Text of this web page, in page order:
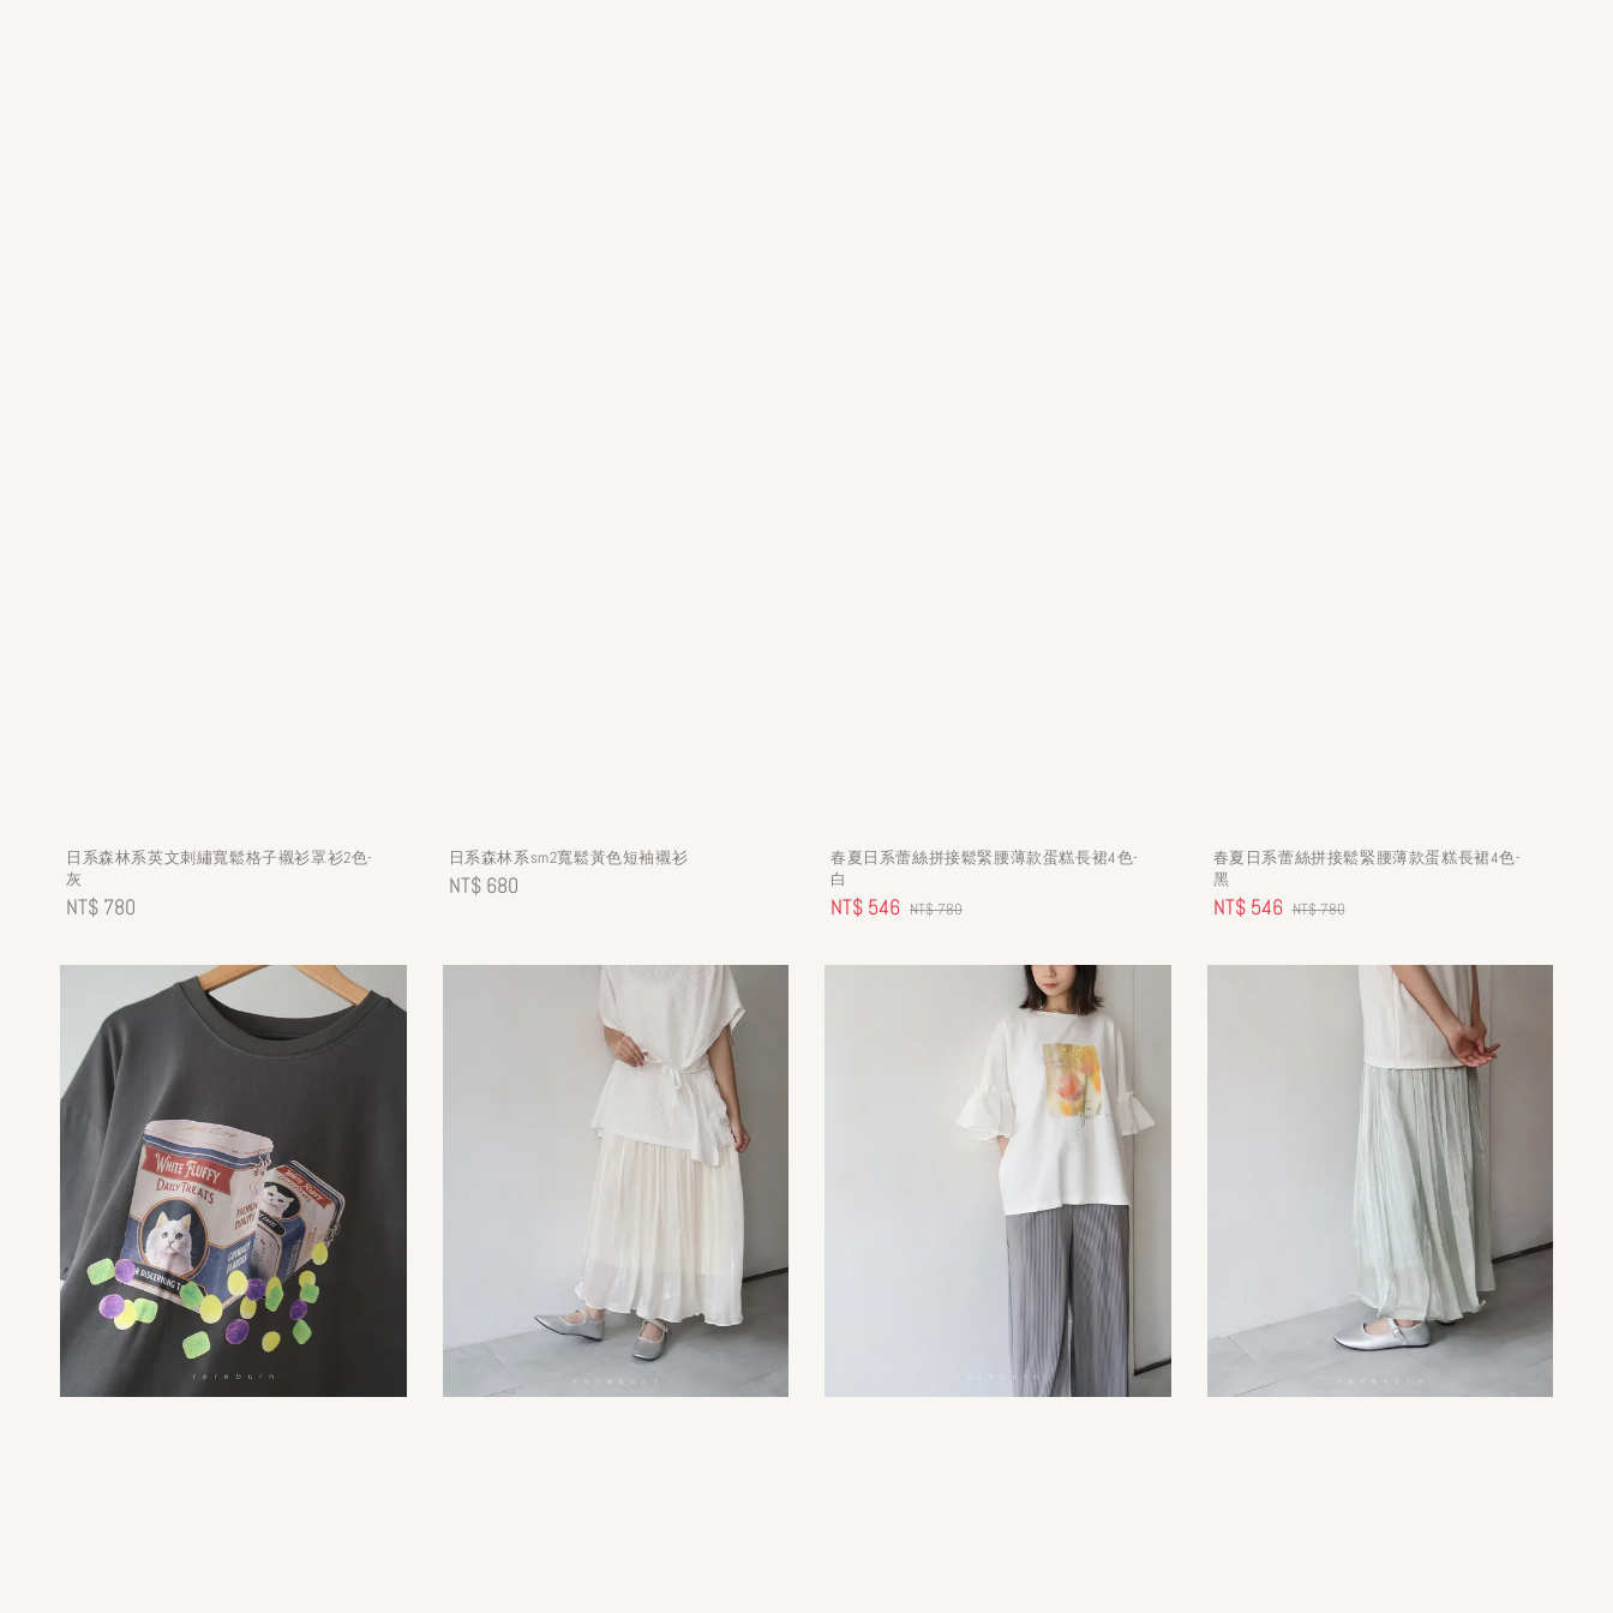
日系森林系英文刺繡寬鬆格子襯衫罩衫2色-
灰
Regular
NT$ 780
日系森林系sm2寬鬆黃色短袖襯衫
Regular
NT$ 680
春夏日系蕾絲拼接鬆緊腰薄款蛋糕長裙4色-
白
Sale
NT$ 546 Regular
NT$ 780
春夏日系蕾絲拼接鬆緊腰薄款蛋糕長裙4色-
黑
Sale
NT$ 546 Regular
NT$ 780